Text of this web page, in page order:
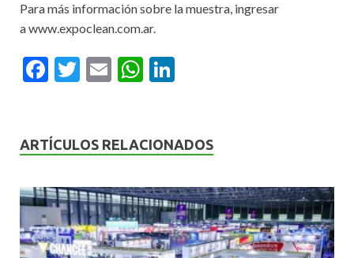
Para más información sobre la muestra, ingresar
a www.expoclean.com.ar.
F
b
o
k
T
er
E
l
W
s
p
p
dI
ARTÍCULOS RELACIONADOS